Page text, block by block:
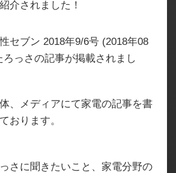
介されました！
セブン 2018年9/6号 (2018年08
ろっさの記事が掲載されまし
、メディアにて家電の記事を書
おります。
さに聞きたいこと、家電分野の